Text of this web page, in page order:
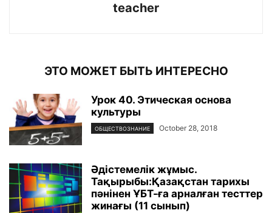
teacher
ЭТО МОЖЕТ БЫТЬ ИНТЕРЕСНО
Урок 40. Этическая основа
культуры
ОБЩЕСТВОЗНАНИЕ October 28, 2018
Әдістемелік жұмыс.
Тақырыбы:Қазақстан тарихы
пәнінен ҰБТ-ға арналған тесттер
жинағы (11 сынып)